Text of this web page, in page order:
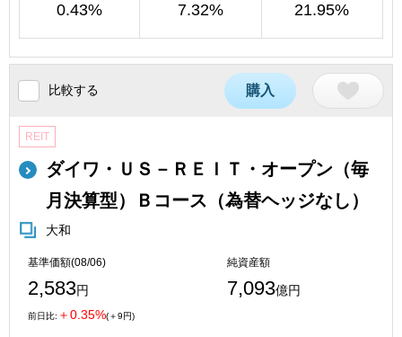
0.43% 7.32% 21.95%
比較する 購入
REIT
ダイワ・ＵＳ－ＲＥＩＴ・オープン（毎
月決算型）Ｂコース（為替ヘッジなし）
大和
基準価額(08/06)
2,583円
純資産額
7,093億円
前日比: ＋0.35%(＋9円)